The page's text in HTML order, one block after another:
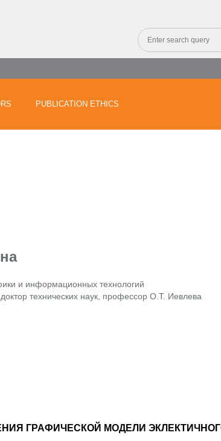
PUBLICATION ETHICS
и информационных технологий
технических наук, профессор О.Т. Иевлева
ГРАФИЧЕСКОЙ МОДЕЛИ